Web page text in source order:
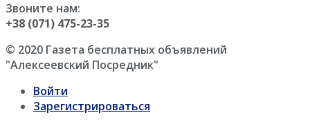
Звоните нам:
+38 (071) 475-23-35
© 2020 Газета бесплатных объявлений
"Алексеевский Посредник"
Войти
Зарегистрироваться